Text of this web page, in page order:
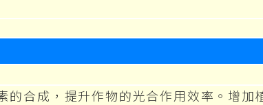
的合成，提升作物的光合作用效率。增加